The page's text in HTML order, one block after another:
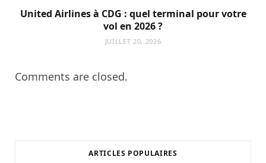
United Airlines à CDG : quel terminal pour votre
vol en 2026 ?
JUILLET 20, 2026
Comments are closed.
ARTICLES POPULAIRES